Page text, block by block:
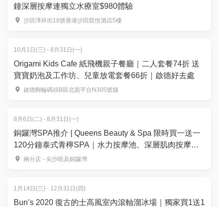
鐘深層按摩連獨立水療室$980體驗
沙田澤祥街18號香港沙田凱悅酒店5樓
10月1日(三) - 8月31日(一)
Origami Kids Cafe 紙飛機親子餐廳｜二人套餐74折 送
寶寶奶泡及工作坊、兒童放電套餐66折｜啟德好去處
啟德郵輪碼頭B區北面平台N305號舖
8月6日(二) - 8月31日(一)
銅鑼灣SPA推介 | Queens Beauty & Spa 限時買一送一
120分鐘泰式青檸SPA｜水力按摩池、深層肌肉按摩｜
五星級豪華4,000尺水療設備
兩分店 - 尖沙咀及銅鑼灣
1月14日(三) - 12月31日(四)
Bun’s 2020 復古的士高風室內滾軸溜冰場｜獨家買1送1